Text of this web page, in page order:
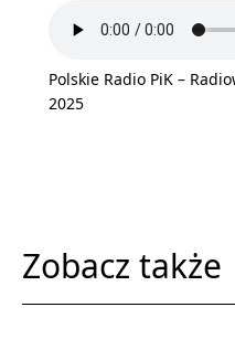
Polskie Radio PiK –
2025
Zobacz także